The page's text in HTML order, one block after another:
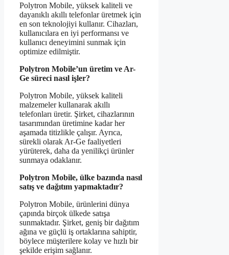
Polytron Mobile, yüksek kaliteli ve
dayanıklı akıllı telefonlar üretmek için
en son teknolojiyi kullanır. Cihazları,
kullanıcılara en iyi performansı ve
kullanıcı deneyimini sunmak için
optimize edilmiştir.
Polytron Mobile’un üretim ve Ar-
Ge süreci nasıl işler?
Polytron Mobile, yüksek kaliteli
malzemeler kullanarak akıllı
telefonları üretir. Şirket, cihazlarının
tasarımından üretimine kadar her
aşamada titizlikle çalışır. Ayrıca,
sürekli olarak Ar-Ge faaliyetleri
yürüterek, daha da yenilikçi ürünler
sunmaya odaklanır.
Polytron Mobile, ülke bazında nasıl
satış ve dağıtım yapmaktadır?
Polytron Mobile, ürünlerini dünya
çapında birçok ülkede satışa
sunmaktadır. Şirket, geniş bir dağıtım
ağına ve güçlü iş ortaklarına sahiptir,
böylece müşterilere kolay ve hızlı bir
şekilde erişim sağlanır.